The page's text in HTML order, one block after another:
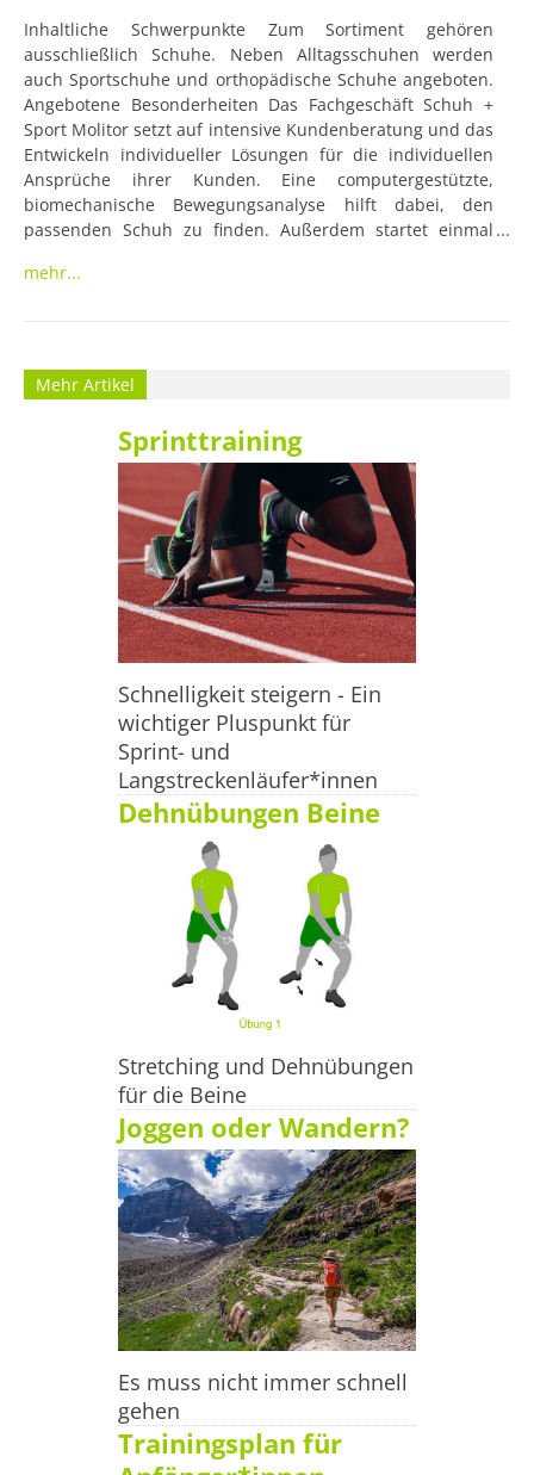
Inhaltliche Schwerpunkte Zum Sortiment gehören
ausschließlich Schuhe. Neben Alltagsschuhen werden
auch Sportschuhe und orthopädische Schuhe angeboten.
Angebotene Besonderheiten Das Fachgeschäft Schuh +
Sport Molitor setzt auf intensive Kundenberatung und das
Entwickeln individueller Lösungen für die individuellen
Ansprüche ihrer Kunden. Eine computergestützte,
biomechanische Bewegungsanalyse hilft dabei, den
passenden Schuh zu finden. Außerdem startet einmal
Lauf- und Walkingtechniken vor der Filiale durch einen
Sortiment, Marken & Spezialisierung Das
Sportschuhfachgeschäft Molitor führt in seinem Sortiment
alle bekannten Schuhhersteller.
Samstag 09:30 - 14:00 Uhr
mehr...
Mehr Artikel
Sprinttraining
Schnelligkeit steigern - Ein
wichtiger Pluspunkt für
Sprint- und
Langstreckenläufer*innen
Dehnübungen Beine
Stretching und Dehnübungen
für die Beine
Joggen oder Wandern?
Es muss nicht immer schnell
gehen
Trainingsplan für